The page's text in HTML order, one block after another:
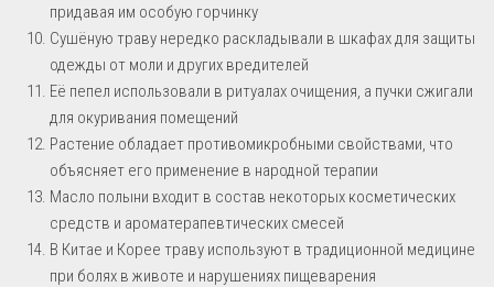
придавая им особую горчинку
Сушёную траву нередко раскладывали в шкафах для защиты
одежды от моли и других вредителей
Её пепел использовали в ритуалах очищения, а пучки сжигали
для окуривания помещений
Растение обладает противомикробными свойствами, что
объясняет его применение в народной терапии
Масло полыни входит в состав некоторых косметических
средств и ароматерапевтических смесей
В Китае и Корее траву используют в традиционной медицине
при болях в животе и нарушениях пищеварения